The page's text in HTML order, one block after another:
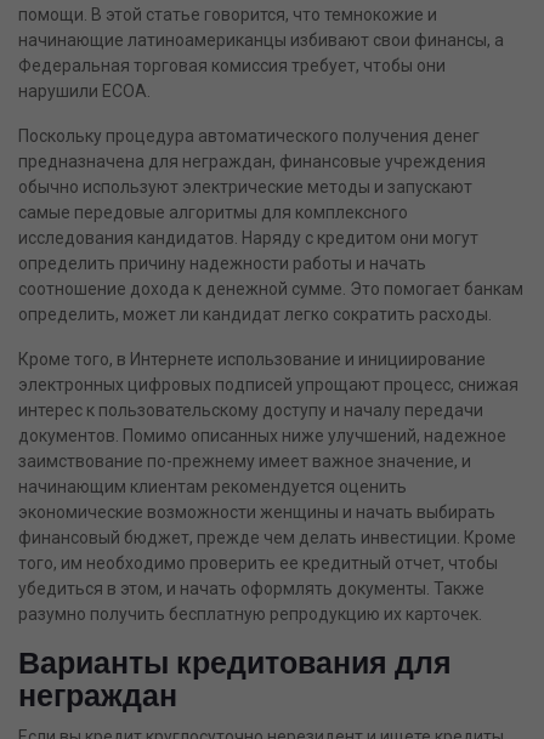
помощи. В этой статье говорится, что темнокожие и
начинающие латиноамериканцы избивают свои финансы, а
Федеральная торговая комиссия требует, чтобы они
нарушили ECOA.
Поскольку процедура автоматического получения денег
предназначена для неграждан, финансовые учреждения
обычно используют электрические методы и запускают
самые передовые алгоритмы для комплексного
исследования кандидатов. Наряду с кредитом они могут
определить причину надежности работы и начать
соотношение дохода к денежной сумме. Это помогает банкам
определить, может ли кандидат легко сократить расходы.
Кроме того, в Интернете использование и инициирование
электронных цифровых подписей упрощают процесс, снижая
интерес к пользовательскому доступу и началу передачи
документов. Помимо описанных ниже улучшений, надежное
заимствование по-прежнему имеет важное значение, и
начинающим клиентам рекомендуется оценить
экономические возможности женщины и начать выбирать
финансовый бюджет, прежде чем делать инвестиции. Кроме
того, им необходимо проверить ее кредитный отчет, чтобы
убедиться в этом, и начать оформлять документы. Также
разумно получить бесплатную репродукцию их карточек.
Варианты кредитования для
неграждан